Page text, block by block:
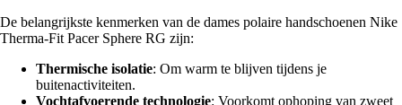
De belangrijkste kenmerken van de dames polaire handschoenen Nike
Therma-Fit Pacer Sphere RG zijn:
Thermische isolatie: Om warm te blijven tijdens je
buitenactiviteiten.
Vochtafvoerende technologie: Voorkomt ophoping van zweet